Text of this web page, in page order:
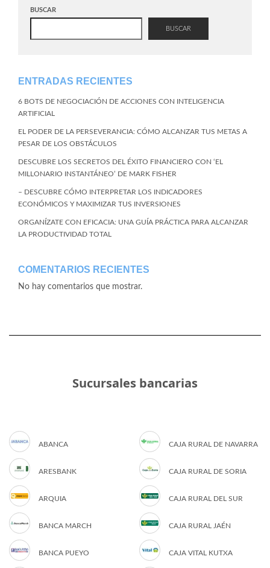
BUSCAR
BUSCAR
ENTRADAS RECIENTES
6 BOTS DE NEGOCIACIÓN DE ACCIONES CON INTELIGENCIA
ARTIFICIAL
EL PODER DE LA PERSEVERANCIA: CÓMO ALCANZAR TUS METAS A
PESAR DE LOS OBSTÁCULOS
DESCUBRE LOS SECRETOS DEL ÉXITO FINANCIERO CON ‘EL
MILLONARIO INSTANTÁNEO’ DE MARK FISHER
– DESCUBRE CÓMO INTERPRETAR LOS INDICADORES
ECONÓMICOS Y MAXIMIZAR TUS INVERSIONES
ORGANÍZATE CON EFICACIA: UNA GUÍA PRÁCTICA PARA ALCANZAR
LA PRODUCTIVIDAD TOTAL
COMENTARIOS RECIENTES
No hay comentarios que mostrar.
Sucursales bancarias
ABANCA
ARESBANK
ARQUIA
BANCA MARCH
BANCA PUEYO
CAJA RURAL DE NAVARRA
CAJA RURAL DE SORIA
CAJA RURAL DEL SUR
CAJA RURAL JAÉN
CAJA VITAL KUTXA